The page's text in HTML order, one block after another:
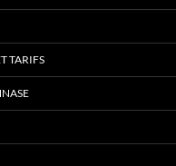
TARIFS